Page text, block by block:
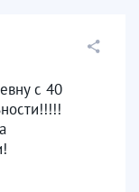
с 40